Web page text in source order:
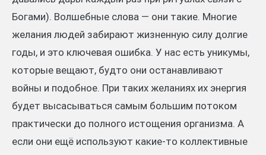
Богами). Волшебные слова — они такие. Многие
желания людей забирают жизненную силу долгие
годы, и это ключевая ошибка. У нас есть уникумы,
которые вещают, будто они останавливают
войны и подобное. При таких желаниях их энергия
будет высасываться самым большим потоком
практически до полного истощения организма. А
если они ещё используют какие-то коллективные